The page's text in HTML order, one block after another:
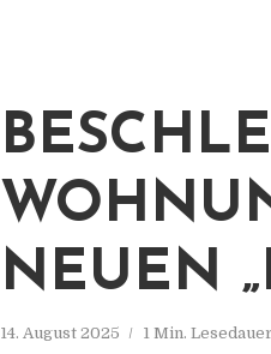
NEUEN
14. August 2025 1 Min. Lesedauer